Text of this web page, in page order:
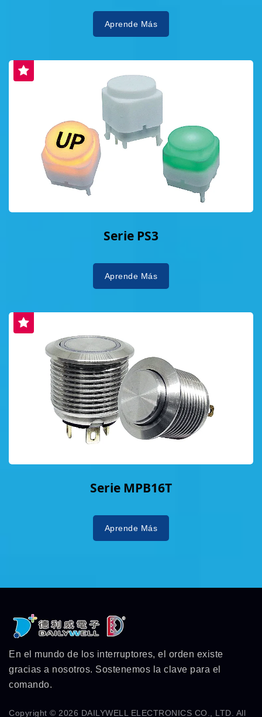
Aprende Más
Serie PS3
Aprende Más
Serie MPB16T
Aprende Más
En el mundo de los interruptores, el orden existe
gracias a nosotros. Sostenemos la clave para el
comando.
Copyright © 2026 DAILYWELL ELECTRONICS CO., LTD. All